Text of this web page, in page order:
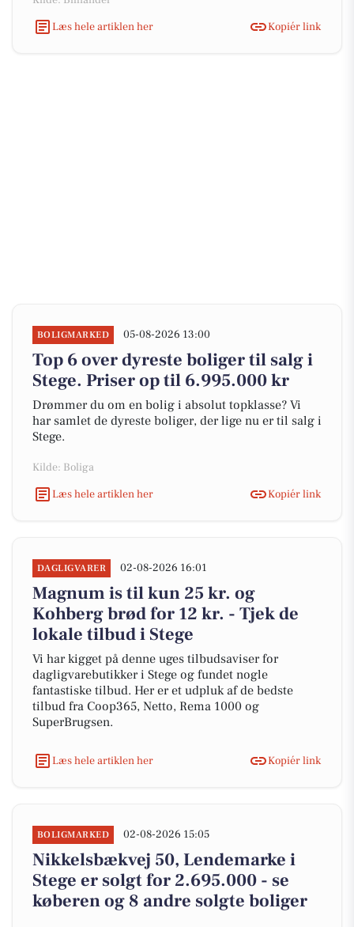
Læs hele artiklen her
Kopiér link
BOLIGMARKED 05-08-2026 13:00
Top 6 over dyreste boliger til salg i
Stege. Priser op til 6.995.000 kr
Drømmer du om en bolig i absolut topklasse? Vi
har samlet de dyreste boliger, der lige nu er til salg i
Stege.
Kilde: Boliga
Læs hele artiklen her
Kopiér link
DAGLIGVARER 02-08-2026 16:01
Magnum is til kun 25 kr. og
Kohberg brød for 12 kr. - Tjek de
lokale tilbud i Stege
Vi har kigget på denne uges tilbudsaviser for
dagligvarebutikker i Stege og fundet nogle
fantastiske tilbud. Her er et udpluk af de bedste
tilbud fra Coop365, Netto, Rema 1000 og
SuperBrugsen.
Læs hele artiklen her Kopiér link
BOLIGMARKED 02-08-2026 15:05
Nikkelsbækvej 50, Lendemarke i
Stege er solgt for 2.695.000 - se
køberen og 8 andre solgte boliger